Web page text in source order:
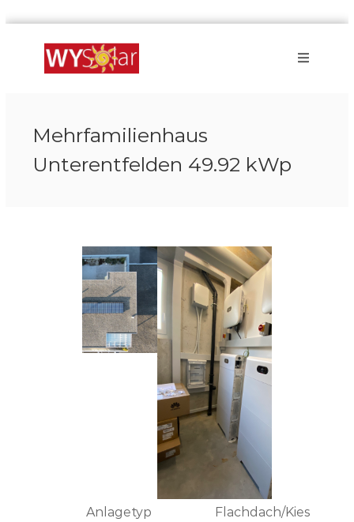
content
WYSolar
GmbH
Ihr
Mehrfamilienhaus
Unterentfelden 49.92 kWp
Anlagetyp
Flachdach/Kies